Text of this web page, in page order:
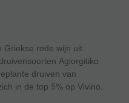
Griekse rode wijn uit
Agiorgitiko
druiven van
in de top 5% op Vivino.